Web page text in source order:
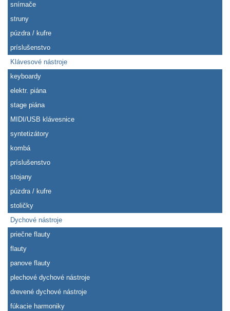
snímače
struny
púzdra / kufre
príslušenstvo
Klávesové nástroje
keyboardy
elektr. piána
stage piána
MIDI/USB klávesnice
syntetizátory
kombá
príslušenstvo
stojany
púzdra / kufre
stoličky
Dychové nástroje
priečne flauty
flauty
panove flauty
plechové dychové nástroje
drevené dychové nástroje
fúkacie harmoniky